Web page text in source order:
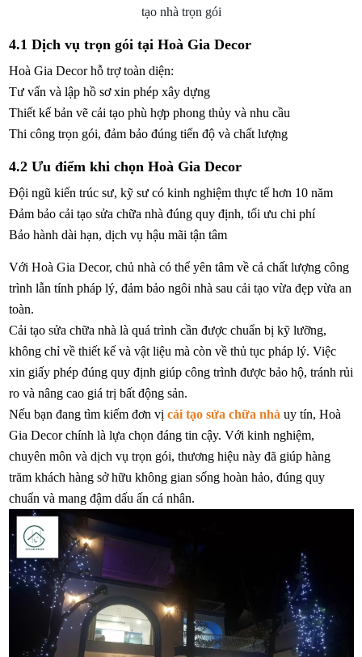
tạo nhà trọn gói
4.1 Dịch vụ trọn gói tại Hoà Gia Decor
Hoà Gia Decor hỗ trợ toàn diện:
Tư vấn và lập hồ sơ xin phép xây dựng
Thiết kế bản vẽ cải tạo phù hợp phong thủy và nhu cầu
Thi công trọn gói, đảm bảo đúng tiến độ và chất lượng
4.2 Ưu điểm khi chọn Hoà Gia Decor
Đội ngũ kiến trúc sư, kỹ sư có kinh nghiệm thực tế hơn 10 năm
Đảm bảo cải tạo sửa chữa nhà đúng quy định, tối ưu chi phí
Bảo hành dài hạn, dịch vụ hậu mãi tận tâm
Với Hoà Gia Decor, chủ nhà có thể yên tâm về cả chất lượng công
trình lẫn tính pháp lý, đảm bảo ngôi nhà sau cải tạo vừa đẹp vừa an
toàn.
Cải tạo sửa chữa nhà là quá trình cần được chuẩn bị kỹ lưỡng,
không chỉ về thiết kế và vật liệu mà còn về thủ tục pháp lý. Việc
xin giấy phép đúng quy định giúp công trình được bảo hộ, tránh rủi
ro và nâng cao giá trị bất động sản.
Nếu bạn đang tìm kiếm đơn vị cải tạo sửa chữa nhà uy tín, Hoà
Gia Decor chính là lựa chọn đáng tin cậy. Với kinh nghiệm,
chuyên môn và dịch vụ trọn gói, thương hiệu này đã giúp hàng
trăm khách hàng sở hữu không gian sống hoàn hảo, đúng quy
chuẩn và mang đậm dấu ấn cá nhân.